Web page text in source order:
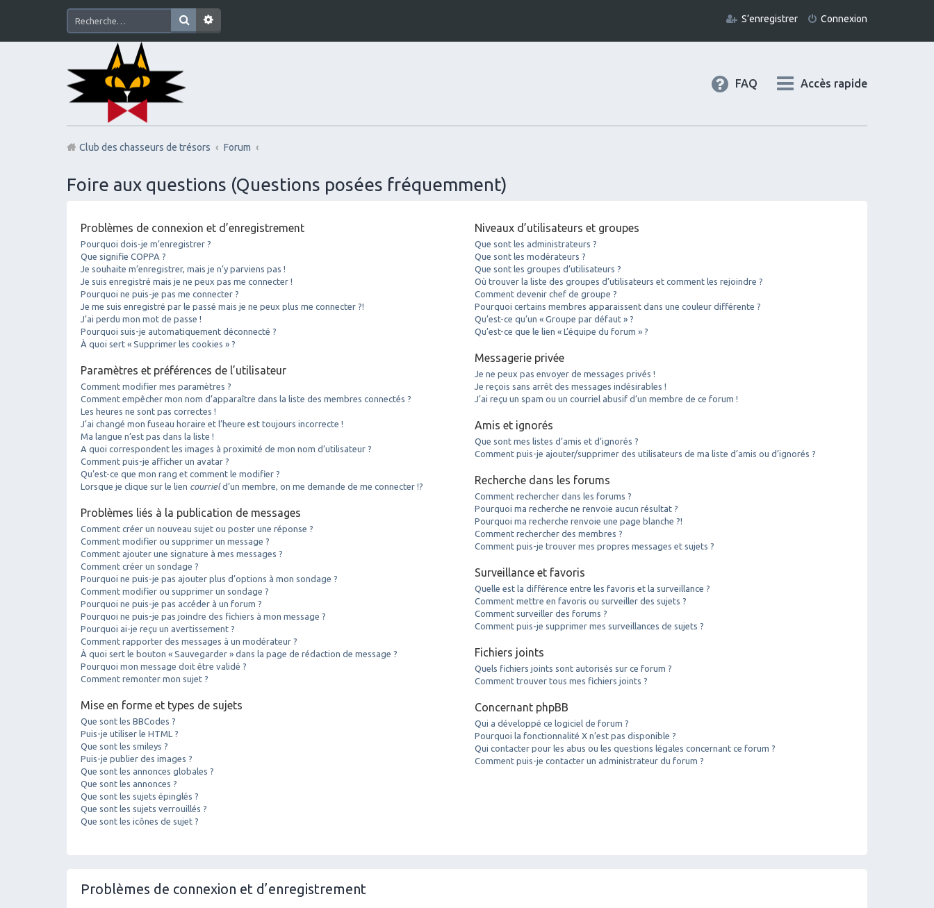
Connexion
S’enregistrer
Accès rapide
FAQ
Club des chasseurs de trésors Forum
Foire aux questions (Questions posées fréquemment)
Problèmes de connexion et d’enregistrement
Pourquoi dois-je m’enregistrer ?
Que signifie COPPA ?
Je souhaite m’enregistrer, mais je n’y parviens pas !
Je suis enregistré mais je ne peux pas me connecter !
Pourquoi ne puis-je pas me connecter ?
Je me suis enregistré par le passé mais je ne peux plus me connecter ?!
J’ai perdu mon mot de passe !
Pourquoi suis-je automatiquement déconnecté ?
À quoi sert « Supprimer les cookies » ?
Paramètres et préférences de l’utilisateur
Comment modifier mes paramètres ?
Comment empêcher mon nom d’apparaître dans la liste des membres connectés ?
Les heures ne sont pas correctes !
J’ai changé mon fuseau horaire et l’heure est toujours incorrecte !
Ma langue n’est pas dans la liste !
A quoi correspondent les images à proximité de mon nom d’utilisateur ?
Comment puis-je afficher un avatar ?
Qu’est-ce que mon rang et comment le modifier ?
Lorsque je clique sur le lien courrield’un membre, on me demande de me connecter !?
Problèmes liés à la publication de messages
Comment créer un nouveau sujet ou poster une réponse ?
Comment modifier ou supprimer un message ?
Comment ajouter une signature à mes messages ?
Comment créer un sondage ?
Pourquoi ne puis-je pas ajouter plus d’options à mon sondage ?
Comment modifier ou supprimer un sondage ?
Pourquoi ne puis-je pas accéder à un forum ?
Pourquoi ne puis-je pas joindre des fichiers à mon message ?
Pourquoi ai-je reçu un avertissement ?
Comment rapporter des messages à un modérateur ?
À quoi sert le bouton « Sauvegarder » dans la page de rédaction de message ?
Pourquoi mon message doit être validé ?
Comment remonter mon sujet ?
Mise en forme et types de sujets
Que sont les BBCodes ?
Puis-je utiliser le HTML ?
Que sont les smileys ?
Puis-je publier des images ?
Que sont les annonces globales ?
Que sont les annonces ?
Que sont les sujets épinglés ?
Que sont les sujets verrouillés ?
Que sont les icônes de sujet ?
Niveaux d’utilisateurs et groupes
Que sont les administrateurs ?
Que sont les modérateurs ?
Que sont les groupes d’utilisateurs ?
Où trouver la liste des groupes d’utilisateurs et comment les rejoindre ?
Comment devenir chef de groupe ?
Pourquoi certains membres apparaissent dans une couleur différente ?
Qu’est-ce qu’un « Groupe par défaut » ?
Qu’est-ce que le lien « L’équipe du forum » ?
Messagerie privée
Je ne peux pas envoyer de messages privés !
Je reçois sans arrêt des messages indésirables !
J’ai reçu un spam ou un courriel abusif d’un membre de ce forum !
Amis et ignorés
Que sont mes listes d’amis et d’ignorés ?
Comment puis-je ajouter/supprimer des utilisateurs de ma liste d’amis ou d’ignorés ?
Recherche dans les forums
Comment rechercher dans les forums ?
Pourquoi ma recherche ne renvoie aucun résultat ?
Pourquoi ma recherche renvoie une page blanche ?!
Comment rechercher des membres ?
Comment puis-je trouver mes propres messages et sujets ?
Surveillance et favoris
Quelle est la différence entre les favoris et la surveillance ?
Comment mettre en favoris ou surveiller des sujets ?
Comment surveiller des forums ?
Comment puis-je supprimer mes surveillances de sujets ?
Fichiers joints
Quels fichiers joints sont autorisés sur ce forum ?
Comment trouver tous mes fichiers joints ?
Concernant phpBB
Qui a développé ce logiciel de forum ?
Pourquoi la fonctionnalité X n’est pas disponible ?
Qui contacter pour les abus ou les questions légales concernant ce forum ?
Comment puis-je contacter un administrateur du forum ?
Problèmes de connexion et d’enregistrement